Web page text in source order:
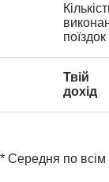
поїздок
Твій
дохід
* Середня по всім